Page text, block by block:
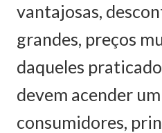
vantajosas,
grandes, preços
daqueles
devem acender
consumidores,